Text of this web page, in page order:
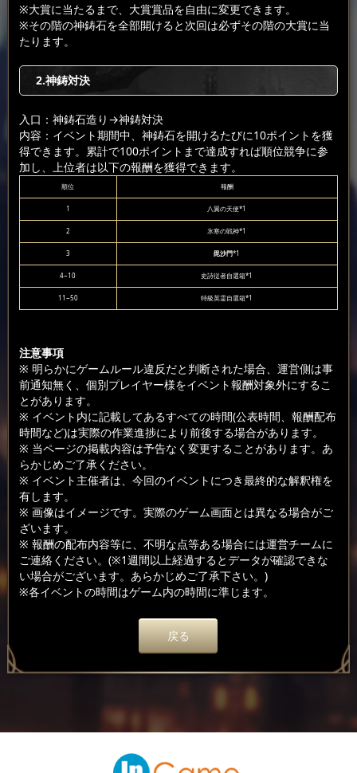
※大賞に当たるまで、大賞賞品を自由に変更できます。
※その階の神鋳石を全部開けると次回は必ずその階の大賞に当
たります。
2.神鋳対決
入口：神鋳石造り →神鋳対決
内容：イベント期間中、神鋳石を開けるたびに10ポイントを獲
得できます。累計で100ポイントまで達成すれば順位競争に参
加し、上位者は以下の報酬を獲得できます。
順位 報酬
1 八翼の天使*1
2 氷寒の戦神*1
3 毘沙門*1
4~10 史詩従者自選箱*1
11~50 特級英霊自選箱*1
注意事項
※ 明らかにゲームルール違反だと判断された場合、運営側は事
前通知無く、個別プレイヤー様をイベント報酬対象外にするこ
とがあります。
※ イベント内に記載してあるすべての時間(公表時間、報酬配布
時間など)は実際の作業進捗により前後する場合があります。
※ 当ページの掲載内容は予告なく変更することがあります。あ
らかじめご了承ください。
※ イベント主催者は、今回のイベントにつき最終的な解釈権を
有します。
※ 画像はイメージです。実際のゲーム画面とは異なる場合がご
ざいます。
※ 報酬の配布内容等に、不明な点等ある場合には運営チームに
ご連絡ください。(※1週間以上経過するとデータが確認できな
い場合がございます。あらかじめご了承下さい。)
※各イベントの時間はゲーム内の時間に準じます。
戻る